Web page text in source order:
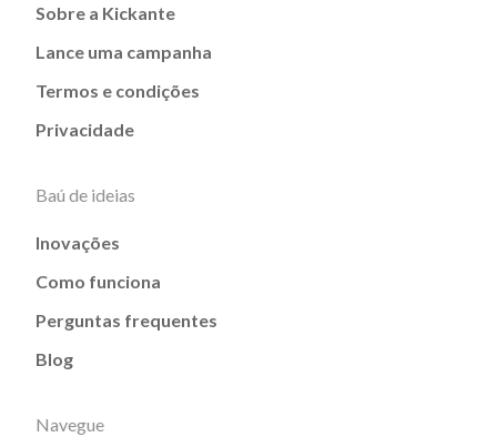
Sobre a Kickante
Lance uma campanha
Termos e condições
Privacidade
Baú de ideias
Inovações
Como funciona
Perguntas frequentes
Blog
Navegue